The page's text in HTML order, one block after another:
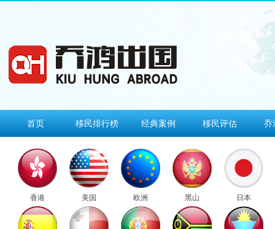
首页 移民排行榜 经典案例 移民评估 乔
香港 美国 欧洲 黑山 日本